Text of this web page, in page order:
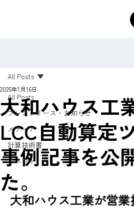
All Posts
プレスリリース・お知らせ
メディア
計算技術書
イベント
All Posts
大和ハウス工
LCC自動算定
事例記事を公
た。
2025年1月16日
大和ハウス工業が営